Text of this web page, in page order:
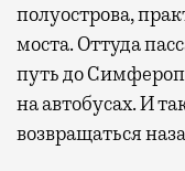
полуострова,
моста. Оттуда
путь до
на автобусах. И
возвращаться